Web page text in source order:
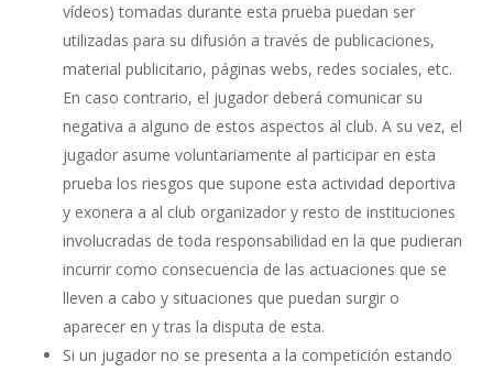
vídeos) tomadas durante esta prueba puedan ser
utilizadas para su difusión a través de publicaciones,
material publicitario, páginas webs, redes sociales, etc.
En caso contrario, el jugador deberá comunicar su
negativa a alguno de estos aspectos al club. A su vez, el
jugador asume voluntariamente al participar en esta
prueba los riesgos que supone esta actividad deportiva
y exonera a al club organizador y resto de instituciones
involucradas de toda responsabilidad en la que pudieran
incurrir como consecuencia de las actuaciones que se
lleven a cabo y situaciones que puedan surgir o
aparecer en y tras la disputa de esta.
Si un jugador no se presenta a la competición estando